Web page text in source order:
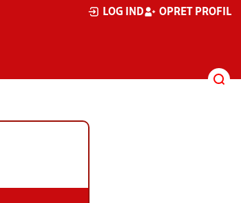
LOG IND OPRET PROFIL